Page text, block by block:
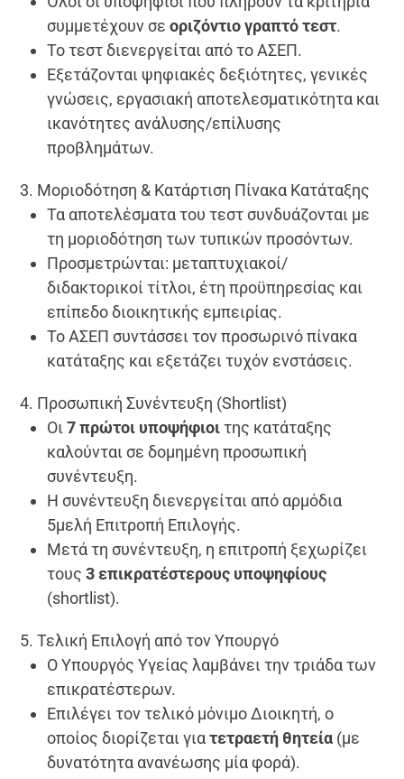
συμμετέχουν σεοριζόντιο γραπτό τεστ.
Το τεστ διενεργείται από το ΑΣΕΠ.
Εξετάζονται ψηφιακές δεξιότητες, γενικές
γνώσεις, εργασιακή αποτελεσματικότητα και
ικανότητες ανάλυσης/επίλυσης
προβλημάτων.
3. Μοριοδότηση & Κατάρτιση Πίνακα Κατάταξης
Τα αποτελέσματα του τεστ συνδυάζονται με
τη μοριοδότηση των τυπικών προσόντων.
Προσμετρώνται: μεταπτυχιακοί/
διδακτορικοί τίτλοι, έτη προϋπηρεσίας και
επίπεδο διοικητικής εμπειρίας.
Το ΑΣΕΠ συντάσσει τον προσωρινό πίνακα
κατάταξης και εξετάζει τυχόν ενστάσεις.
4. Προσωπική Συνέντευξη (Shortlist)
Οι7 πρώτοι υποψήφιοιτης κατάταξης
καλούνται σε δομημένη προσωπική
συνέντευξη.
Η συνέντευξη διενεργείται από αρμόδια
5μελή Επιτροπή Επιλογής.
Μετά τη συνέντευξη, η επιτροπή ξεχωρίζει
τους3 επικρατέστερους υποψηφίους
(shortlist).
5. Τελική Επιλογή από τον Υπουργό
Ο Υπουργός Υγείας λαμβάνει την τριάδα των
επικρατέστερων.
Επιλέγει τον τελικό μόνιμο Διοικητή, ο
οποίος διορίζεται γιατετραετή θητεία (με
δυνατότητα ανανέωσης μία φορά).